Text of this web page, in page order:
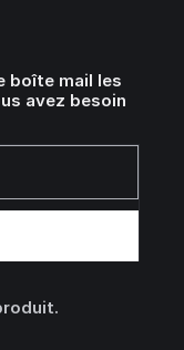
boîte mail les
avez besoin